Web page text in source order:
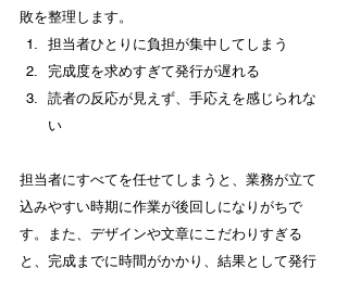
敗を整理します。
担当者ひとりに負担が集中してしまう
完成度を求めすぎて発行が遅れる
読者の反応が見えず、手応えを感じられな
い
担当者にすべてを任せてしまうと、業務が立て
込みやすい時期に作業が後回しになりがちで
す。また、デザインや文章にこだわりすぎる
と、完成までに時間がかかり、結果として発行